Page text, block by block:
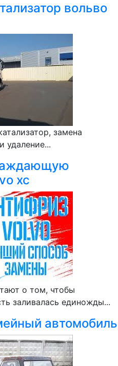
вольво
замена
удаление...
xc
о том, чтобы
заливалась единожды...
автомобиль